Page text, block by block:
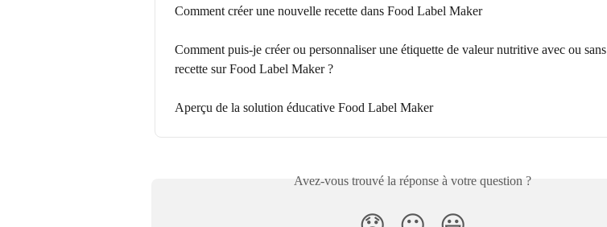
Comment créer une nouvelle recette dans Food Label Maker
Comment puis-je créer ou personnaliser une étiquette de valeur nutritive avec ou sans
recette sur Food Label Maker ?
Aperçu de la solution éducative Food Label Maker
Avez-vous trouvé la réponse à votre question ?